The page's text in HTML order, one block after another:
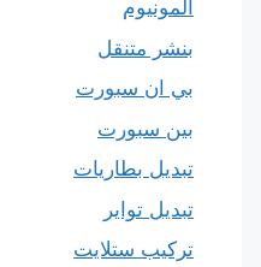
المونيوم
بنشر متنقل
بي ان سبورت
بين سبورت
تبديل بطاريات
تبديل تواير
تركيب ستلايت